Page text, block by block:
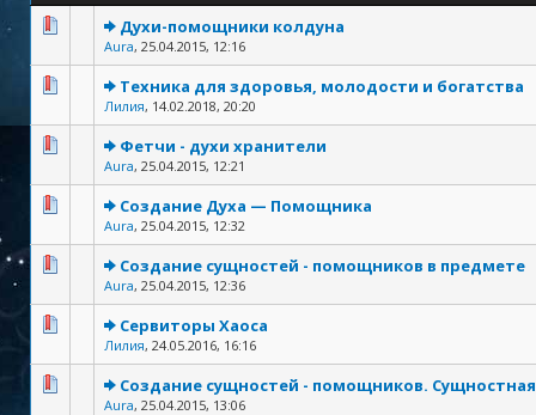
Духи-помощники колдуна
Aura, 25.04.2015, 12:16
Техника для здоровья, молодости и богатства
Лилия, 14.02.2018, 20:20
Фетчи - духи хранители
Aura, 25.04.2015, 12:21
Создание Духа — Помощника
Aura, 25.04.2015, 12:32
Создание сущностей - помощников в предмете
Aura, 25.04.2015, 12:36
Сервиторы Хаоса
Лилия, 24.05.2016, 16:16
Создание сущностей - помощников.
Aura, 25.04.2015, 13:06